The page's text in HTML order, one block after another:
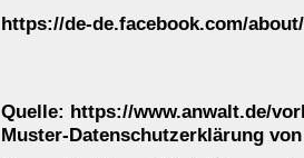
https://de-de.facebook.com/
Quelle: https://www.anwalt.de/
Muster-Datenschutzerklärung